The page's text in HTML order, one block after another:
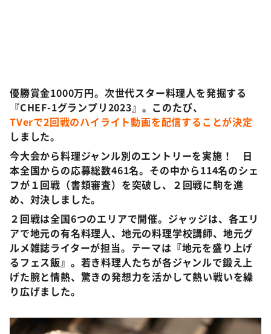
優勝賞金1000万円。次世代スター料理人を発掘する
『CHEF-1グランプリ2023』。このたび、
TVerで2回戦のハイライト動画を配信することが決定
しました。
今大会から料理ジャンル別のエントリーを実施！ 日
本全国からの応募総数461名。その中から114名のシェ
フが１回戦（書類審査）を突破し、２回戦に駒を進
め、対決しました。
２回戦は全国6つのエリアで開催。ジャッジは、各エリ
アで地元の有名料理人、地元の料理学校講師、地元グ
ルメ雑誌ライターが担当。テーマは『地元を盛り上げ
るフェス飯』。若き料理人たちが各ジャンルで鍛え上
げた腕と情熱、驚きの発想力を活かして熱い戦いを繰
り広げました。